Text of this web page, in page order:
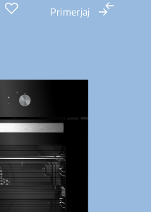
Primerjaj